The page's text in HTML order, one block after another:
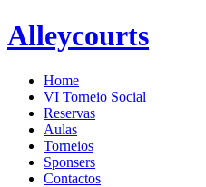
Alleycourts
Home
VI Torneio Social
Reservas
Aulas
Torneios
Sponsers
Contactos